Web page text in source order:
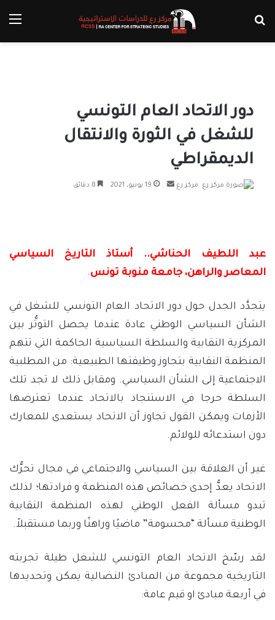
دور الاتحاد العام التونسي
للشغل في الثورة والانتقال
الديمقراطي
مركز رع
أرسل19 يونيو، 2021
عبد اللطيف الحناشي.. أستاذ التاريخ السياسي
المعاصر والراهن، جامعة منوبة تونس.
يتجدَّد الجدل حول دور الاتحاد العام التونسي للشغل في
الشأن السياسي الوطني عادة عندما يحصل التوتُّر بين
المركزية النقابية والسلطة السياسية الحاكمة التي تتهم
المنظمة النقابية بتجاوز وظيفتها الطبيعية: من المطلبية
الاجتماعية إلى الشأن السياسي. ومقابل ذلك لا تجد تلك
السلطة حرجا في الاستنجاد بالاتحاد عندما تعترضها
الأزمات ويمكن القول تجاوز أن الاتحاد يستعدى للمعارك
دون استدعائه للولائم.
غير أن العلاقة بين السياسي والاجتماعي في مجال تحرُّك
الاتحاد يعدُّ إحدى خصائص هذه المنظمة و فرادتها؛ لذلك
تبدو مسألة الفعل الوطني لهذه المنظمة النقابية
الوطنية مسألة “محسومة” ماضيًا وراهنًا وربما مستقبلاً.
لقد رسّخ الاتحاد العام التونسي للشغل طيلة تجربته
التاريخية مجموعة من المبادئ النضالية يمكن وتحديدها
في أربعة مبادئ او قيم عامة: